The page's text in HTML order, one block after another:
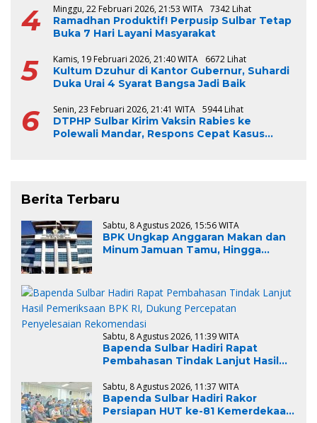
4 Minggu, 22 Februari 2026, 21:53 WITA 7342 Lihat
Ramadhan Produktif! Perpusip Sulbar Tetap
Buka 7 Hari Layani Masyarakat
5 Kamis, 19 Februari 2026, 21:40 WITA 6672 Lihat
Kultum Dzuhur di Kantor Gubernur, Suhardi
Duka Urai 4 Syarat Bangsa Jadi Baik
6 Senin, 23 Februari 2026, 21:41 WITA 5944 Lihat
DTPHP Sulbar Kirim Vaksin Rabies ke
Polewali Mandar, Respons Cepat Kasus
Berita Terbaru
Sabtu, 8 Agustus 2026, 15:56 WITA
BPK Ungkap Anggaran Makan dan
Minum Jamuan Tamu, Hingga
Juta
Sabtu, 8 Agustus 2026, 11:39 WITA
Bapenda Sulbar Hadiri Rapat
Pembahasan Tindak Lanjut Hasil
Percepatan Penyelesaian
Rekomendasi
Sabtu, 8 Agustus 2026, 11:37 WITA
Bapenda Sulbar Hadiri Rakor
Persiapan HUT ke-81 Kemerdekaan